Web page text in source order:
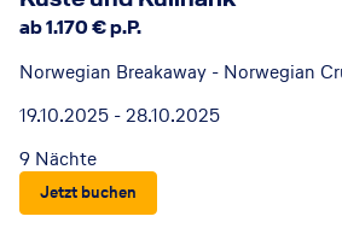
ab 1.170 € p.P.
Norwegian Breakaway - Norwegian
19.10.2025 - 28.10.2025
9 Nächte
Jetzt buchen